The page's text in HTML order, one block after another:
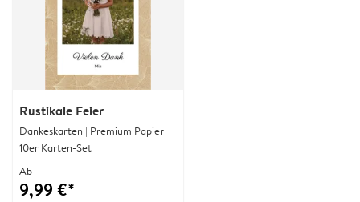
Rustikale Feier
Dankeskarten | Premium Papier
10er Karten-Set
Ab
9,99 €*